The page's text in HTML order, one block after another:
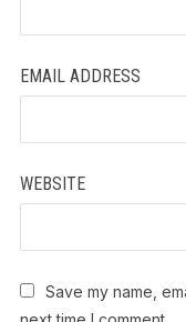
EMAIL ADDRESS
WEBSITE
Save my name,